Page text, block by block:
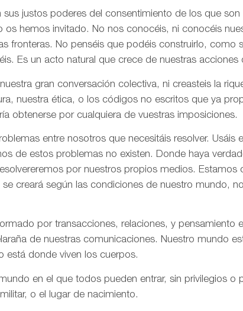
sus justos poderes del consentimiento de los que
os hemos invitado. No nos conocéis, ni conocéis
fronteras. No penséis que podéis construirlo, como
Es un acto natural que crece de nuestras acciones
gran conversación colectiva, ni creasteis la
nuestra ética, o los códigos no escritos que ya
obtenerse por cualquiera de vuestras imposiciones.
entre nosotros que necesitáis resolver. Usáis
de estos problemas no existen. Donde haya
por nuestros propios medios.
creará según las condiciones de nuestro mundo,
por transacciones, relaciones, y pensamiento
de nuestras comunicaciones. Nuestro mundo
está donde viven los cuerpos.
en el que todos pueden entrar, sin privilegios o
o el lugar de nacimiento.